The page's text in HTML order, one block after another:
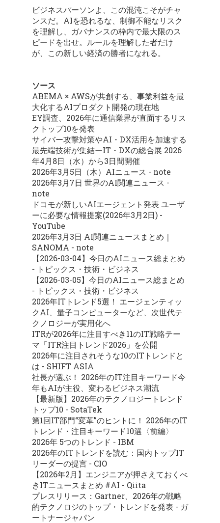
ビジネスパーソンよ、この混沌こそがチャ
ンスだ。AIを恐れるな、制御不能なリスク
を理解し、ガバナンスの枠内で最大限のス
ピードを出せ。ルールを理解した者だけ
が、この新しい経済の勝者になれる。
ソース
ABEMA × AWSが共創する、事業利益を最
大化するAIプロダクト開発の現在地
EY調査、2026年に通信業界が直面するリス
クトップ10を発表
サイバー攻撃対策やAI・DX活用を加速する
最先端技術が集結ーIT・DXの総合展 2026
年4月8日（水）から3日間開催
2026年3月5日（木）AIニュース - note
2026年3月7日 世界のAI関連ニュース -
note
ドコモが新しいAIエージェント発表 ユーザ
ーに必要な情報提案(2026年3月2日) -
YouTube
2026年3月3日 AI関連ニュースまとめ｜
SANOMA - note
【2026-03-04】今日のAIニュース総まとめ
- トピックス・技術・ビジネス
【2026-03-05】今日のAIニュース総まとめ
- トピックス・技術・ビジネス
2026年ITトレンド5選！ エージェンティッ
クAI、量子コンピューターなど、次世代テ
クノロジーが実用化へ
ITRが2026年に注目すべき11のIT戦略テー
マ「ITR注目トレンド2026」を公開
2026年に注目されそうな10のITトレンドと
は - SHIFT ASIA
社長が選ぶ！ 2026年のIT注目キーワード今
年もAIが主役、変わるビジネス潮流
【最新版】2026年のテクノロジートレンド
トップ10 - SotaTek
第1回IT部門“変革”のヒントに！ 2026年のIT
トレンド・注目キーワード10選〈前編〉
2026年 5つのトレンド - IBM
2026年のITトレンドを読む：国内トップIT
リーダーの提言 - CIO
【2026年2月】エンジニアが押さえておくべ
きITニュースまとめ #AI - Qiita
プレスリリース：Gartner、2026年の戦略
的テクノロジのトップ・トレンドを発表 - ガ
ートナージャパン